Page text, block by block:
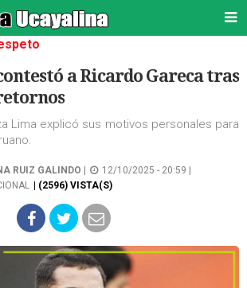
a Ricardo Gareca tras
Lima explicó sus motivos personales para
RUIZ GALINDO
12/10/2025 - 20:59 |
| (2596) VISTA(S)